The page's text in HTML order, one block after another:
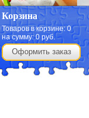
Корзина
Товаров в корзине:0
на сумму:0 руб.
Оформить заказ